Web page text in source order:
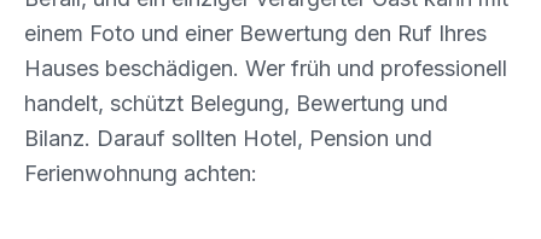
einem Foto und einer Bewertung den Ruf Ihres
Hauses beschädigen. Wer früh und professionell
handelt, schützt Belegung, Bewertung und
Bilanz. Darauf sollten Hotel, Pension und
Ferienwohnung achten: